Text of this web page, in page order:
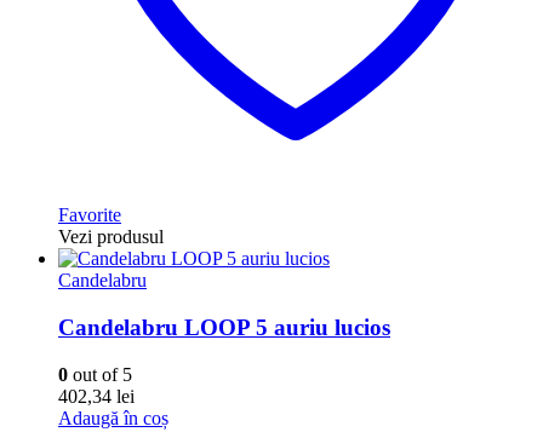
Favorite
Vezi produsul
Candelabru
Candelabru LOOP 5 auriu lucios
0 out of 5
402,34 lei
Adaugă în coș